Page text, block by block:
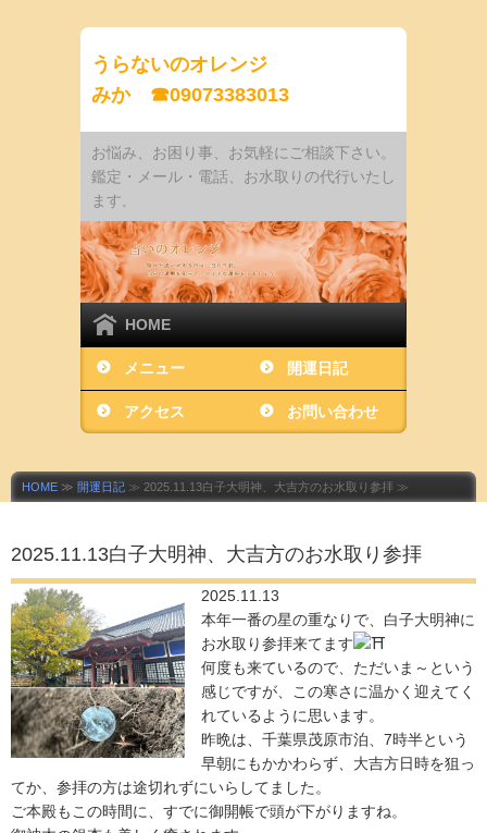
うらないのオレンジ
みか ☎09073383013
お悩み、お困り事、お気軽にご相談下さい。
鑑定・メール・電話、お水取りの代行いたし
ます
HOME
メニュー 開運日記
アクセス お問い合わせ
HOME ≫ 開運日記 ≫ 2025.11.13白子大明神、大吉方のお水取り参拝 ≫
2025.11.13白子大明神、大吉方のお水取り参拝
2025.11.13
本年一番の星の重なりで、白子大明神に
お水取り参拝来てます
何度も来ているので、ただいま～という
感じですが、この寒さに温かく迎えてく
れているように思います。
昨晩は、千葉県茂原市泊、7時半という
早朝にもかかわらず、大吉方日時を狙っ
てか、参拝の方は途切れずにいらしてました。
ご本殿もこの時間に、すでに御開帳で頭が下がりますね。